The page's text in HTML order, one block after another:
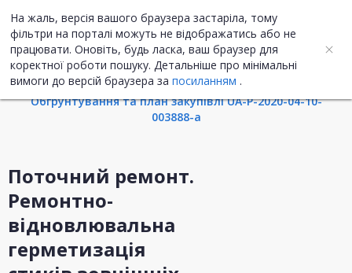
На жаль, версія вашого браузера застаріла, тому
фільтри на порталі можуть не відображатись або не
працювати. Оновіть, будь ласка, ваш браузер для
коректної роботи пошуку. Детальніше про мінімальні
вимоги до версій браузера за посиланням .
UA ENG
Інформація про закупівлю
Обгрунтування та план закупівлі UA-P-2020-04-10-
003888-a
Поточний ремонт.
Ремонтно-
відновлювальна
герметизація